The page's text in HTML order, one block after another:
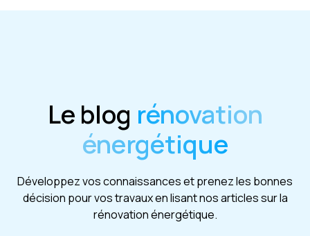
Le blog rénovation
énergétique
Développez vos connaissances et prenez les bonnes
décision pour vos travaux en lisant nos articles sur la
rénovation énergétique.